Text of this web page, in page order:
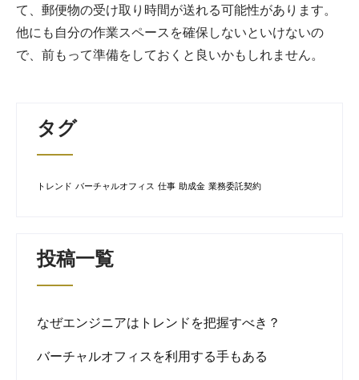
て、郵便物の受け取り時間が送れる可能性があります。
他にも自分の作業スペースを確保しないといけないの
で、前もって準備をしておくと良いかもしれません。
タグ
トレンド バーチャルオフィス 仕事 助成金 業務委託契約
投稿一覧
なぜエンジニアはトレンドを把握すべき？
バーチャルオフィスを利用する手もある